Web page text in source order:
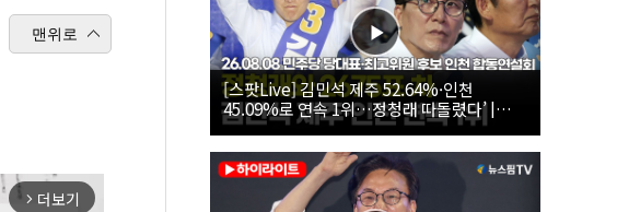
맨위로
arrow_forward_ios 더보기
[스팟Live] 김민석 제주 52.64%·인천
45.09%로 연속 1위…정청래 따돌렸다’ |
26.08.08 더불어민주당 당대표·최고위원 후
보 인천 합동연설회